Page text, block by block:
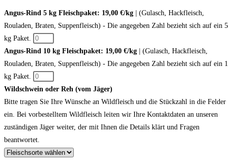
Angus-Rind 5 kg Fleischpaket: 19,00 €/kg | (Gulasch, Hackfleisch,
Rouladen, Braten, Suppenfleisch) - Die angegeben Zahl bezieht sich auf ein 5
kg Paket.
Angus-Rind 10 kg Fleischpaket: 19,00 €/kg
| (Gulasch, Hackfleisch,
Rouladen, Braten, Suppenfleisch) - Die angegeben Zahl bezieht sich auf ein
kg Paket.
Wildschwein oder Reh (vom Jäger)
Bitte tragen Sie Ihre Wünsche an Wildfleisch und die Stückzahl in die Felder
ein. Bei vorbestelltem Wildfleisch leiten wir Ihre Kontaktdaten an unseren
zuständigen Jäger weiter, der mit Ihnen die Details klärt und Fragen
beantwortet.